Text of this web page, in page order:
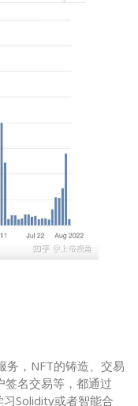
务，NFT的铸造、交易
名交易等，都通过
Solidity或者智能合